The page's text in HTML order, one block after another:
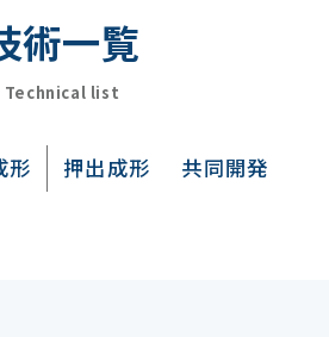
術一覧
Technical list
形 押出成形 共同開発